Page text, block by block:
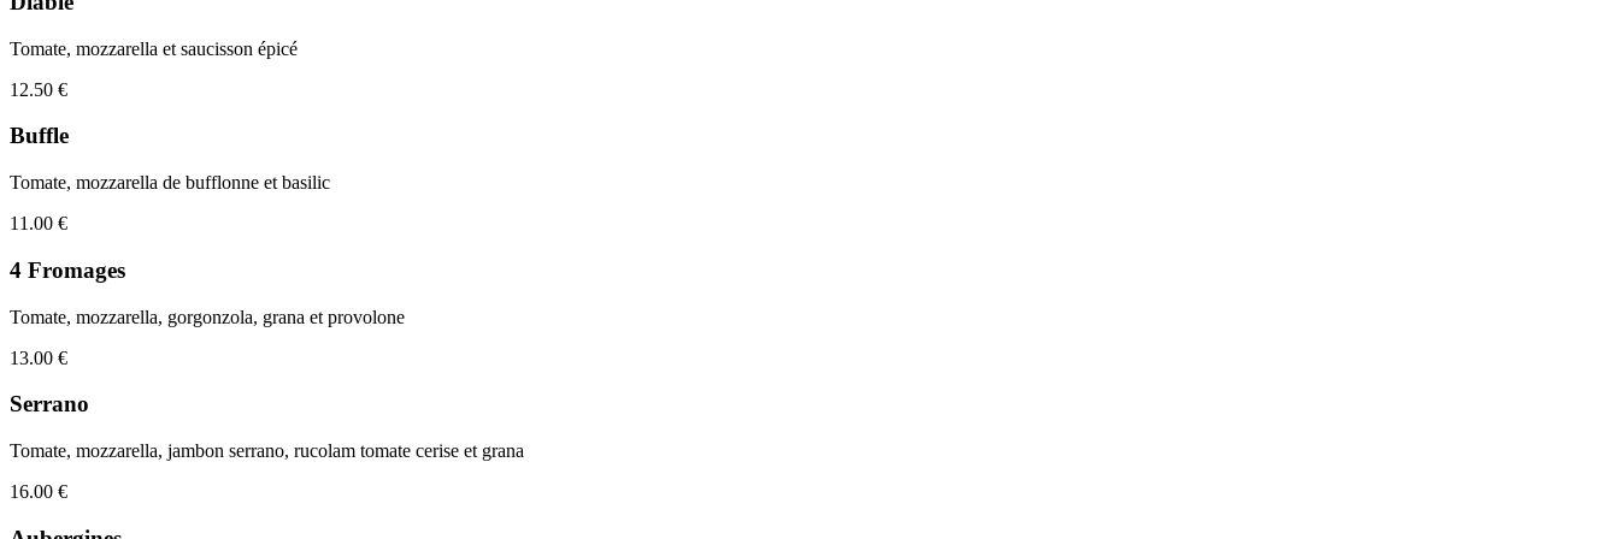
Tomate, mozzarella et saucisson épicé
12.50 €
Buffle
Tomate, mozzarella de bufflonne et basilic
11.00 €
4 Fromages
Tomate, mozzarella, gorgonzola, grana et provolone
13.00 €
Serrano
Tomate, mozzarella, jambon serrano, rucolam tomate cerise et grana
16.00 €